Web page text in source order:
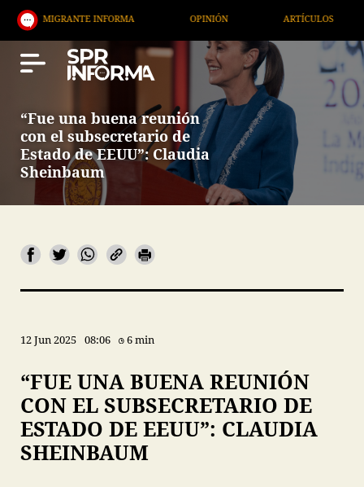
MIGRANTE INFORMA ARTÍCULOS
“Fue una buena reunión
con el subsecretario de
Estado de EEUU”: Claudia
Sheinbaum
12 Jun 2025 08:06 6 min
“FUE UNA BUENA REUNIÓN
CON EL SUBSECRETARIO DE
ESTADO DE EEUU”: CLAUDIA
SHEINBAUM